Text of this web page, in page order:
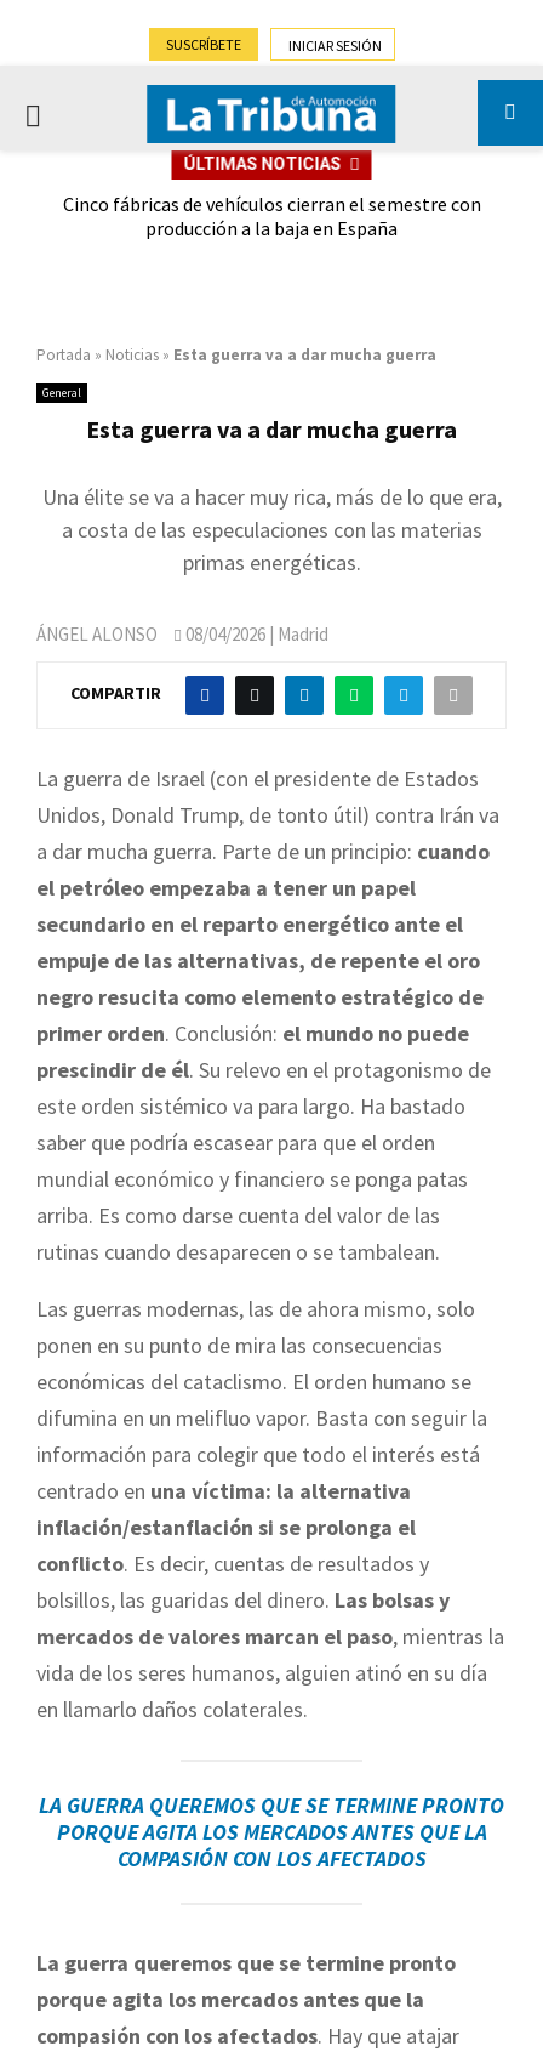
SUSCRÍBETE INICIAR SESIÓN
PRIMARY
ÚLTIMAS NOTICIAS
Cinco fábricas de vehículos cierran el semestre con
producción a la baja en España
Portada » Noticias » Esta guerra va a dar mucha guerra
General
Esta guerra va a dar mucha guerra
Una élite se va a hacer muy rica, más de lo que era,
a costa de las especulaciones con las materias
primas energéticas.
ÁNGEL ALONSO 08/04/2026 | Madrid
COMPARTIR
La guerra de Israel (con el presidente de Estados
Unidos, Donald Trump, de tonto útil) contra Irán va
a dar mucha guerra. Parte de un principio: cuando
el petróleo empezaba a tener un papel
secundario en el reparto energético ante el
empuje de las alternativas, de repente el oro
negro resucita como elemento estratégico de
primer orden. Conclusión: el mundo no puede
prescindir de él. Su relevo en el protagonismo de
este orden sistémico va para largo. Ha bastado
saber que podría escasear para que el orden
mundial económico y financiero se ponga patas
arriba. Es como darse cuenta del valor de las
rutinas cuando desaparecen o se tambalean.
Las guerras modernas, las de ahora mismo, solo
ponen en su punto de mira las consecuencias
económicas del cataclismo. El orden humano se
difumina en un melifluo vapor. Basta con seguir la
información para colegir que todo el interés está
centrado en una víctima: la alternativa
inflación/estanflación si se prolonga el
conflicto. Es decir, cuentas de resultados y
bolsillos, las guaridas del dinero. Las bolsas y
mercados de valores marcan el paso, mientras la
vida de los seres humanos, alguien atinó en su día
en llamarlo daños colaterales.
LA GUERRA QUEREMOS QUE SE TERMINE PRONTO
PORQUE AGITA LOS MERCADOS ANTES QUE LA
COMPASIÓN CON LOS AFECTADOS
La guerra queremos que se termine pronto
porque agita los mercados antes que la
compasión con los afectados. Hay que atajar